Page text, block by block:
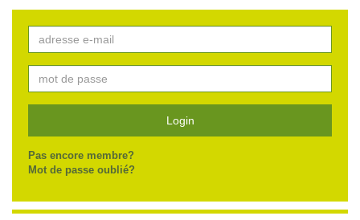
Login
Pas encore membre?
Mot de passe oublié?